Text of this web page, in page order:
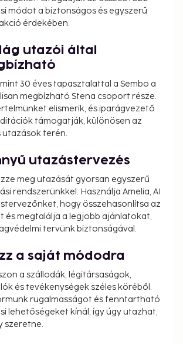
7:00 AM to 11:00 AM for a fee.
breakfast: approximately EUR 16
15 per pet, per night
are exempt from fees
not be comprehensive. Fees and
include tax and are subject to
módot a biztonságos és egyszerű
érdekében.
utazói által
30 éves tapasztalattal a Sembo a
megbízható Stena csoport része.
elismerik, és iparágvezető
támogatják, különösen az
utazások terén.
utazástervezés
meg utazását gyorsan egyszerű
rendszerünkkel. Használja Amelia, AI
hogy összehasonlítsa az
és megtalálja a legjobb ajánlatokat,
tervünk biztonságával.
a saját módodra
a szállodák, légitársaságok,
és tevékenységek széles köréből.
rugalmasságot és fenntartható
lehetőségeket kínál, így úgy utazhat,
szeretne.